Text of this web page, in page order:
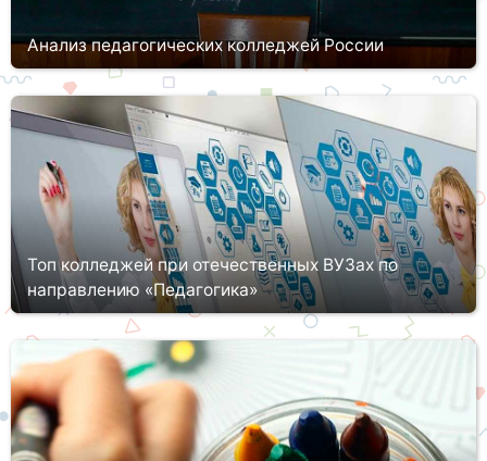
Анализ педагогических колледжей России
Несмотря на частые изменения в правилах приема, проведения
государственной аттестации выпускников школ, повышение
проходных баллов в ссузах и вузах, изменение порядка
поступления в...
Топ колледжей при отечественных ВУЗах по
направлению «Педагогика»
Педагогическое образование в России является одним из
самых востребованных. Оно входит в топ-3 популярных
специализаций, вставая на одном уровне с экономическим и
юридическим профи...